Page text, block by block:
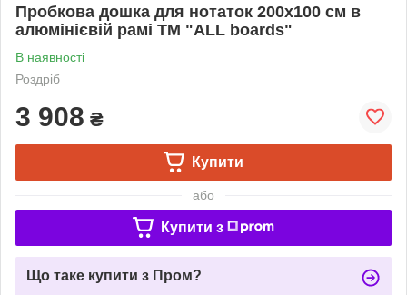
Пробкова дошка для нотаток 200х100 см в
алюмінієвій рамі TM "ALL boards"
В наявності
Роздріб
3 908 ₴
Купити
або
Купити з
Що таке купити з Пром?